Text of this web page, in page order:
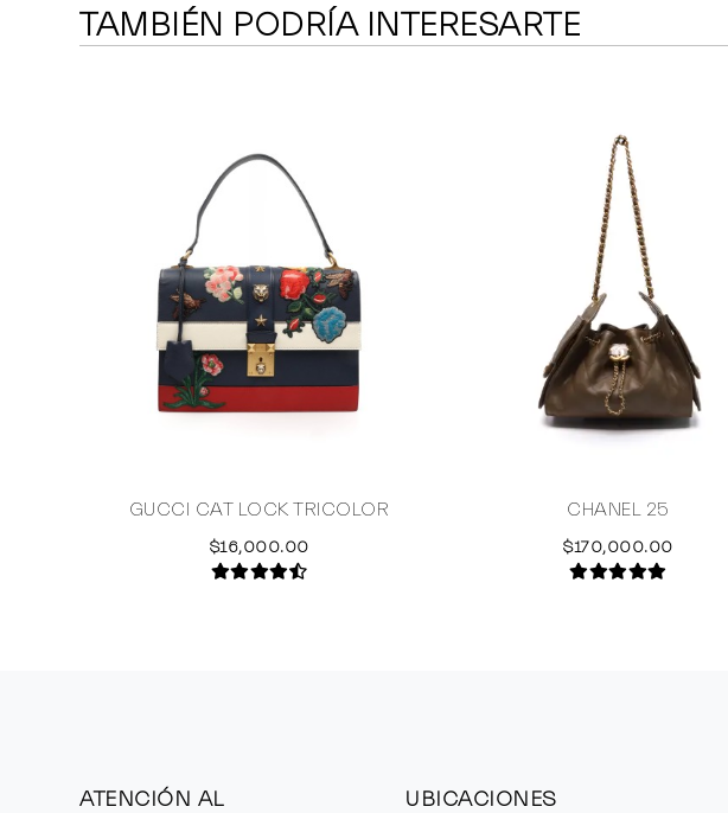
TAMBIÉN PODRÍA INTERESARTE
GUCCI CAT LOCK TRICOLOR
$16,000.00
CHANEL 25
$170,000.00
ATENCIÓN AL
UBICACIONES